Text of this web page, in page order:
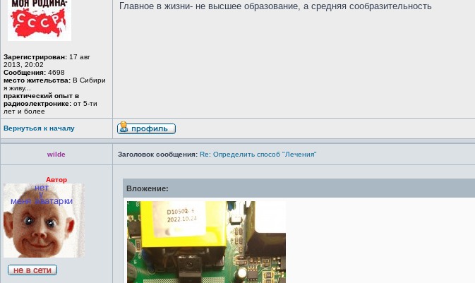
Зарегистрирован: 17 авг
2013, 20:02
Сообщения: 4698
место жительства: В Сибири
я живу...
практический опыт в
радиоэлектронике: от 5-ти
лет и более
Главное в жизни- не высшее образование, а средняя сообразительность
Вернуться к началу
wilde Заголовок сообщения: Re: Определить способ "Лечения"
Автор
Вложение: